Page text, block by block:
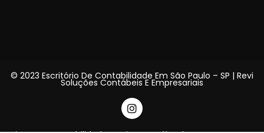
© 2023 Escritório De Contabilidade Em São Paulo – SP | Revi
Soluções Contábeis E Empresariais